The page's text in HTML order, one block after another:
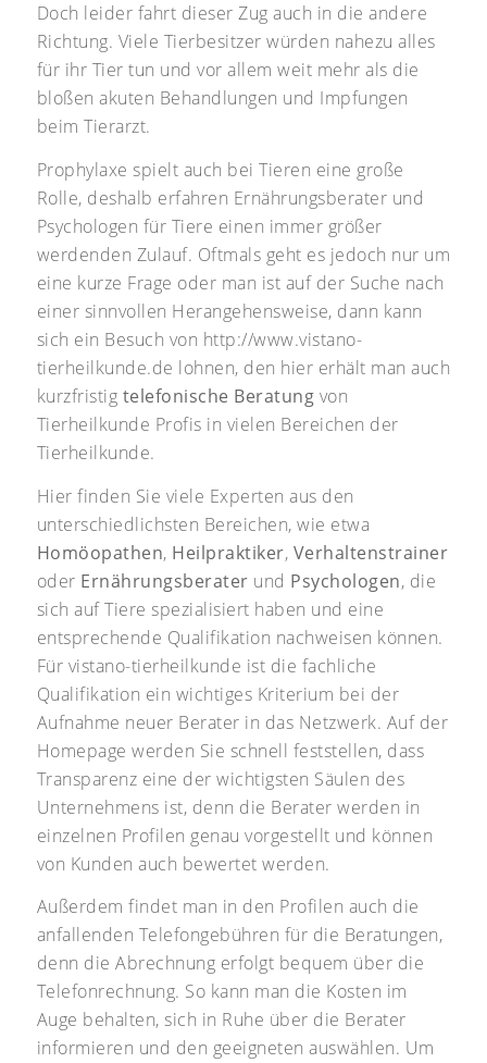
Doch leider fahrt dieser Zug auch in die andere
Richtung. Viele Tierbesitzer würden nahezu alles
für ihr Tier tun und vor allem weit mehr als die
bloßen akuten Behandlungen und Impfungen
beim Tierarzt.
Prophylaxe spielt auch bei Tieren eine große
Rolle, deshalb erfahren Ernährungsberater und
Psychologen für Tiere einen immer größer
werdenden Zulauf. Oftmals geht es jedoch nur um
eine kurze Frage oder man ist auf der Suche nach
einer sinnvollen Herangehensweise, dann kann
sich ein Besuch von http://www.vistano-
tierheilkunde.de lohnen, den hier erhält man auch
kurzfristig telefonische Beratung von
Tierheilkunde Profis in vielen Bereichen der
Tierheilkunde.
Hier finden Sie viele Experten aus den
unterschiedlichsten Bereichen, wie etwa
Homöopathen, Heilpraktiker, Verhaltenstrainer
oder Ernährungsberater und Psychologen, die
sich auf Tiere spezialisiert haben und eine
entsprechende Qualifikation nachweisen können.
Für vistano-tierheilkunde ist die fachliche
Qualifikation ein wichtiges Kriterium bei der
Aufnahme neuer Berater in das Netzwerk. Auf der
Homepage werden Sie schnell feststellen, dass
Transparenz eine der wichtigsten Säulen des
Unternehmens ist, denn die Berater werden in
einzelnen Profilen genau vorgestellt und können
von Kunden auch bewertet werden.
Außerdem findet man in den Profilen auch die
anfallenden Telefongebühren für die Beratungen,
denn die Abrechnung erfolgt bequem über die
Telefonrechnung. So kann man die Kosten im
Auge behalten, sich in Ruhe über die Berater
informieren und den geeigneten auswählen. Um